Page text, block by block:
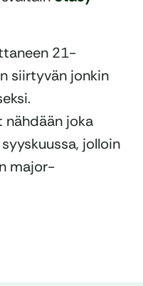
21-
siirtyvän jonkin
joka
jolloin
major-